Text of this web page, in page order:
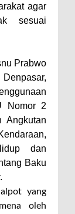
agar
sesuai
Prabwo
Nomor 2
Angkutan
dan
Baku
yang
oleh